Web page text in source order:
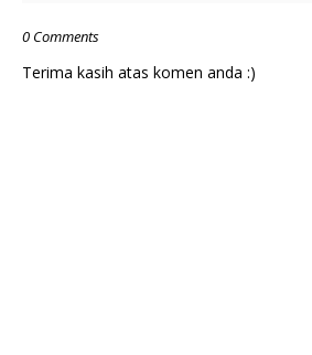
0 Comments
Terima kasih atas komen anda :)